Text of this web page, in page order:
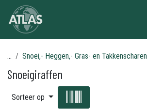
Overslaan naar inhoud
... Snoei,- Heggen,- Gras- en Takkenscharen
Snoeigiraffen
Sorteer op